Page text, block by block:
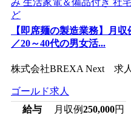
【即席麺の製造業務】月
／20～40代の男女活...
株式会社BREXA Next 求
ゴールド求人
給与
月収例250,000円